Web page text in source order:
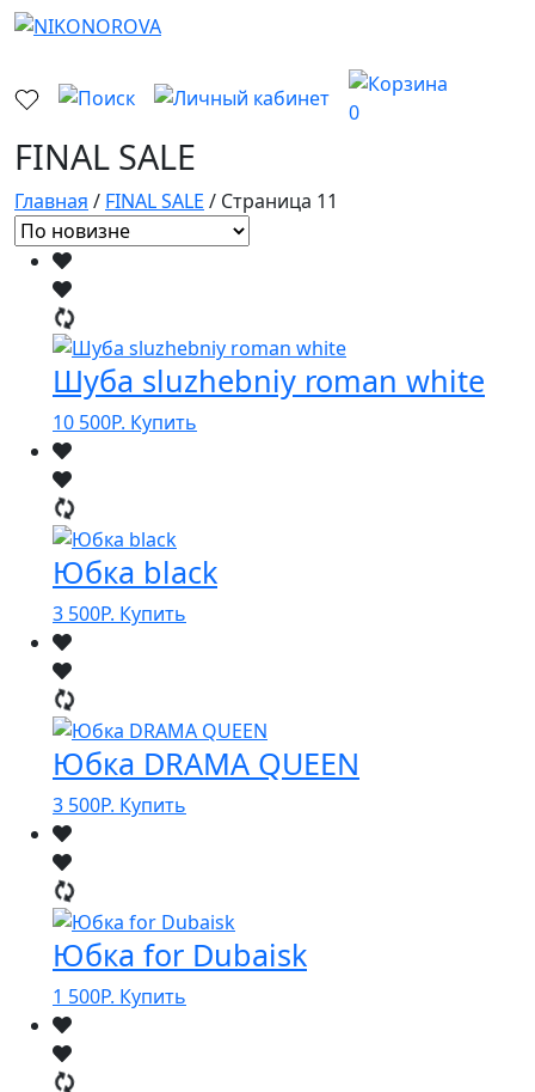
0
FINAL SALE
Главная / FINAL SALE / Страница 11
Шуба sluzhebniy roman white
10 500Р. Купить
Юбка black
3 500Р. Купить
Юбка DRAMA QUEEN
3 500Р. Купить
Юбка for Dubaisk
1 500Р. Купить